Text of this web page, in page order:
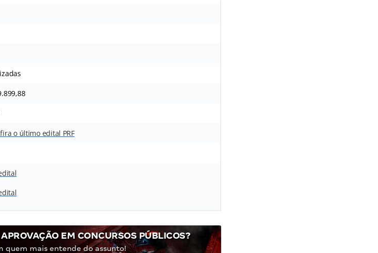
o último edital PRF
EM CONCURSOS PÚBLICOS?
quem mais entende do assunto!